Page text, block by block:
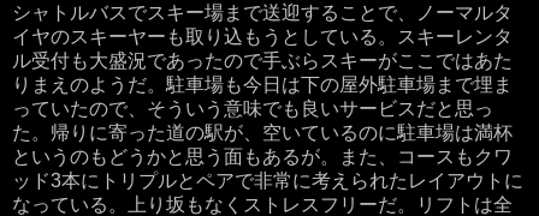
シャトルバスでスキー場まで送迎することで、ノーマルタ
イヤのスキーヤーも取り込もうとしている。スキーレンタ
ル受付も大盛況であったので手ぶらスキーがここではあた
りまえのようだ。駐車場も今日は下の屋外駐車場まで埋ま
っていたので、そういう意味でも良いサービスだと思っ
た。帰りに寄った道の駅が、空いているのに駐車場は満杯
というのもどうかと思う面もあるが。また、コースもクワ
ッド3本にトリプルとペアで非常に考えられたレイアウトに
なっている。上り坂もなくストレスフリーだ。リフトは全